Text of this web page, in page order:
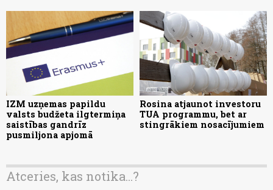
IZM uzņemas papildu
valsts budžeta ilgtermiņa
saistības gandrīz
pusmiljona apjomā
Rosina atjaunot investoru
TUA programmu, bet ar
stingrākiem nosacījumiem
Atceries, kas notika...?